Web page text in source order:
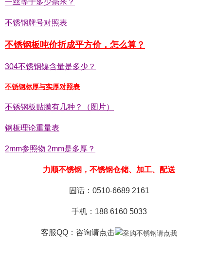
一丝等于多少毫米？
不锈钢牌号对照表
不锈钢板吨价折成平方价，怎么算？
304不锈钢镍含量是多少？
不锈钢标厚与实厚对照表
不锈钢板贴膜有几种？（图片）
钢板理论重量表
2mm参照物 2mm是多厚？
力顺不锈钢，不锈钢仓储、加工、配送
固话：0510-6689 2161
手机：188 6160 5033
客服QQ：咨询请点击